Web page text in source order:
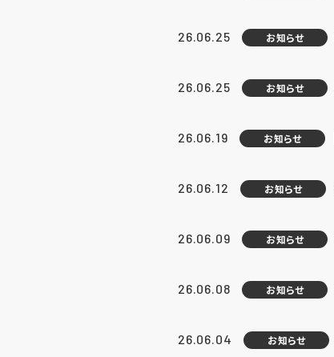
26.06.25 お知らせ
26.06.25 お知らせ
26.06.19 お知らせ
26.06.12 お知らせ
26.06.09 お知らせ
26.06.08 お知らせ
26.06.04 お知らせ